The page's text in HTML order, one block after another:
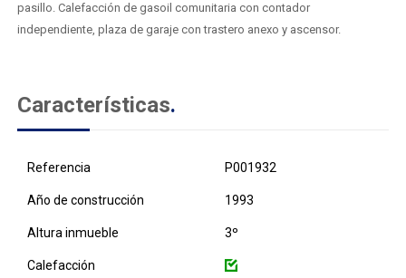
pasillo. Calefacción de gasoil comunitaria con contador
independiente, plaza de garaje con trastero anexo y ascensor.
Características.
Referencia P001932
Año de construcción 1993
Altura inmueble 3º
Calefacción